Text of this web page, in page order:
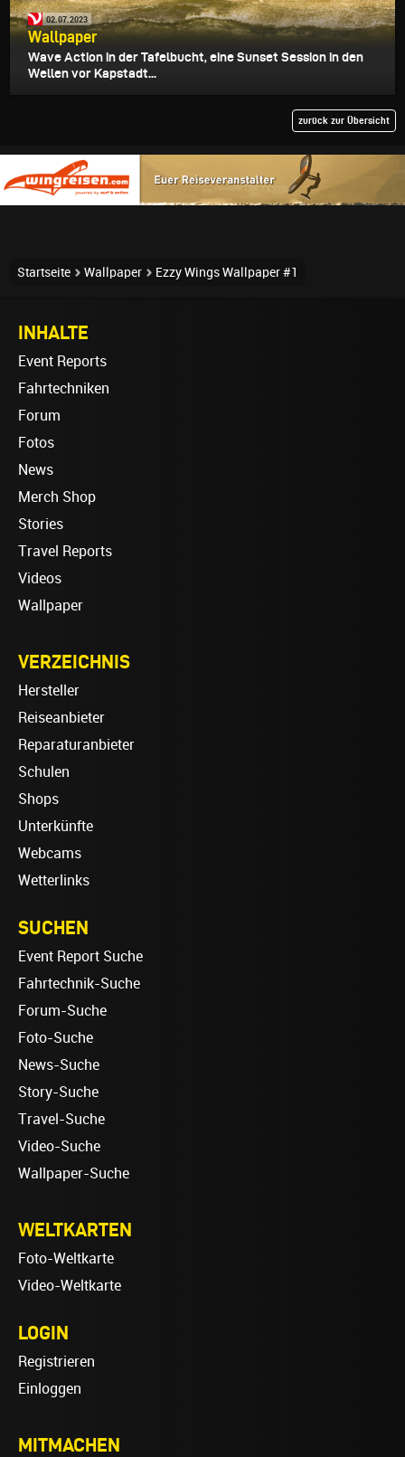
02.07.2023
Wallpaper
Wave Action in der Tafelbucht, eine Sunset Session in den
Wellen vor Kapstadt...
zurück zur Übersicht
Startseite Wallpaper Ezzy Wings Wallpaper #1
INHALTE
Event Reports
Fahrtechniken
Forum
Fotos
News
Merch Shop
Stories
Travel Reports
Videos
Wallpaper
VERZEICHNIS
Hersteller
Reiseanbieter
Reparaturanbieter
Schulen
Shops
Unterkünfte
Webcams
Wetterlinks
SUCHEN
Event Report Suche
Fahrtechnik-Suche
Forum-Suche
Foto-Suche
News-Suche
Story-Suche
Travel-Suche
Video-Suche
Wallpaper-Suche
WELTKARTEN
Foto-Weltkarte
Video-Weltkarte
LOGIN
Registrieren
Einloggen
MITMACHEN